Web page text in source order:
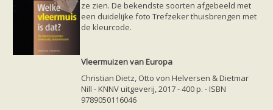
Naar het forumze zien. De bekendste soorten afgebeeld met
een duidelijke foto Trefzeker thuisbrengen met
de kleurcode.
Vleermuizen van Europa
Christian Dietz, Otto von Helversen & Dietmar
Nill - KNNV uitgeverij, 2017 - 400 p. - ISBN
9789050116046